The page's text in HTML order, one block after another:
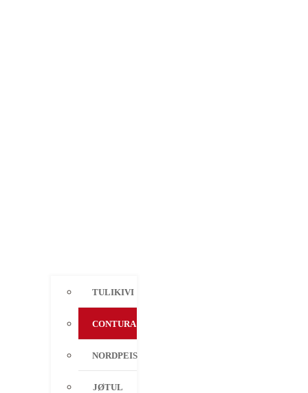
TULIKIVI
CONTURA
NORDPEIS
JØTUL